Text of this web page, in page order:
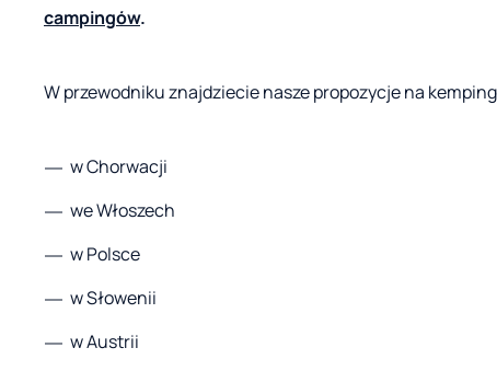
campingów.
W przewodniku znajdziecie nasze propozycje na
w Chorwacji
we Włoszech
w Polsce
w Słowenii
w Austrii